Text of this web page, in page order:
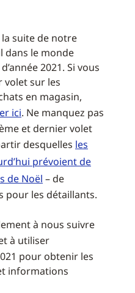
suite de notre
dans le monde
2021. Si vous
volet sur les
en magasin,
ici. Ne manquez pas
et dernier volet
desquelles les
prévoient de
de Noël – de
pour les détaillants.
à nous suivre
à utiliser
pour obtenir les
informations